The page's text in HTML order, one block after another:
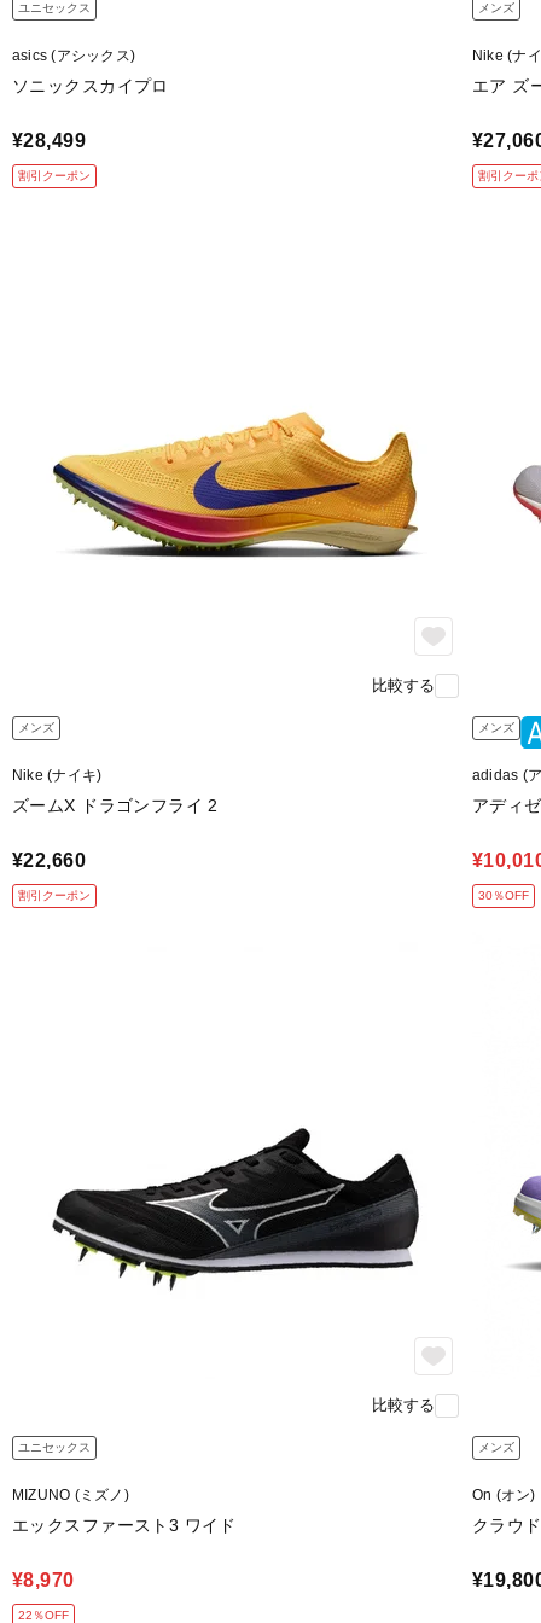
ユニセックス
asics (アシックス)
ソニックスカイプロ
¥28,499
割引クーポン
メンズ
Nike (ナ
エア ズ
割引クーポ
比較する
メンズ
Nike (ナイキ)
ズームX ドラゴンフライ 2
¥22,660
割引クーポン
メンズ
adidas (
アディ
30％OFF
比較する
ユニセックス
MIZUNO (ミズノ)
エックスファースト3 ワイド
¥8,970
22％OFF
メンズ
On (オン)
クラウ